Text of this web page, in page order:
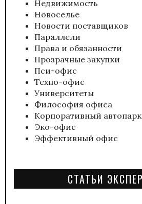
Недвижимость
Новоселье
Новости поставщиков
Параллели
Права и обязанности
Прозрачные закупки
Пси-офис
Техно-офис
Университеты
Философия офиса
Корпоративный автопарк
Эко-офис
Эффективный офис
СТАТЬИ